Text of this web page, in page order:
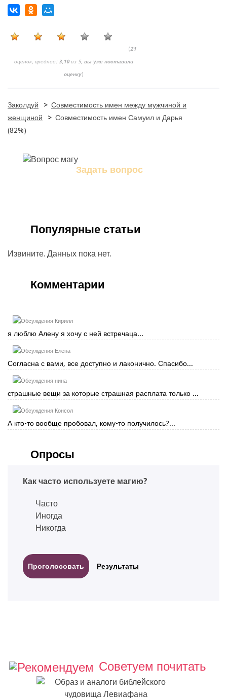
(21
оценок, среднее: 3,10из 5, вы уже поставили
оценку)
Заколдуй > Совместимость имен между мужчиной и
женщиной
> Совместимость имен Самуил и Дарья
(82%)
Задать вопрос
Популярные статьи
Извините. Данных пока нет.
Комментарии
Кирилл
я люблю Алену я хочу с ней встречаца...
Елена
Согласна с вами, все доступно и лаконично. Спасибо...
нина
страшные вещи за которые страшная расплата только ...
Консол
А кто-то вообще пробовал, кому-то получилось?...
Опросы
Как часто используете магию?
Часто
Иногда
Никогда
Результаты
Советуем почитать